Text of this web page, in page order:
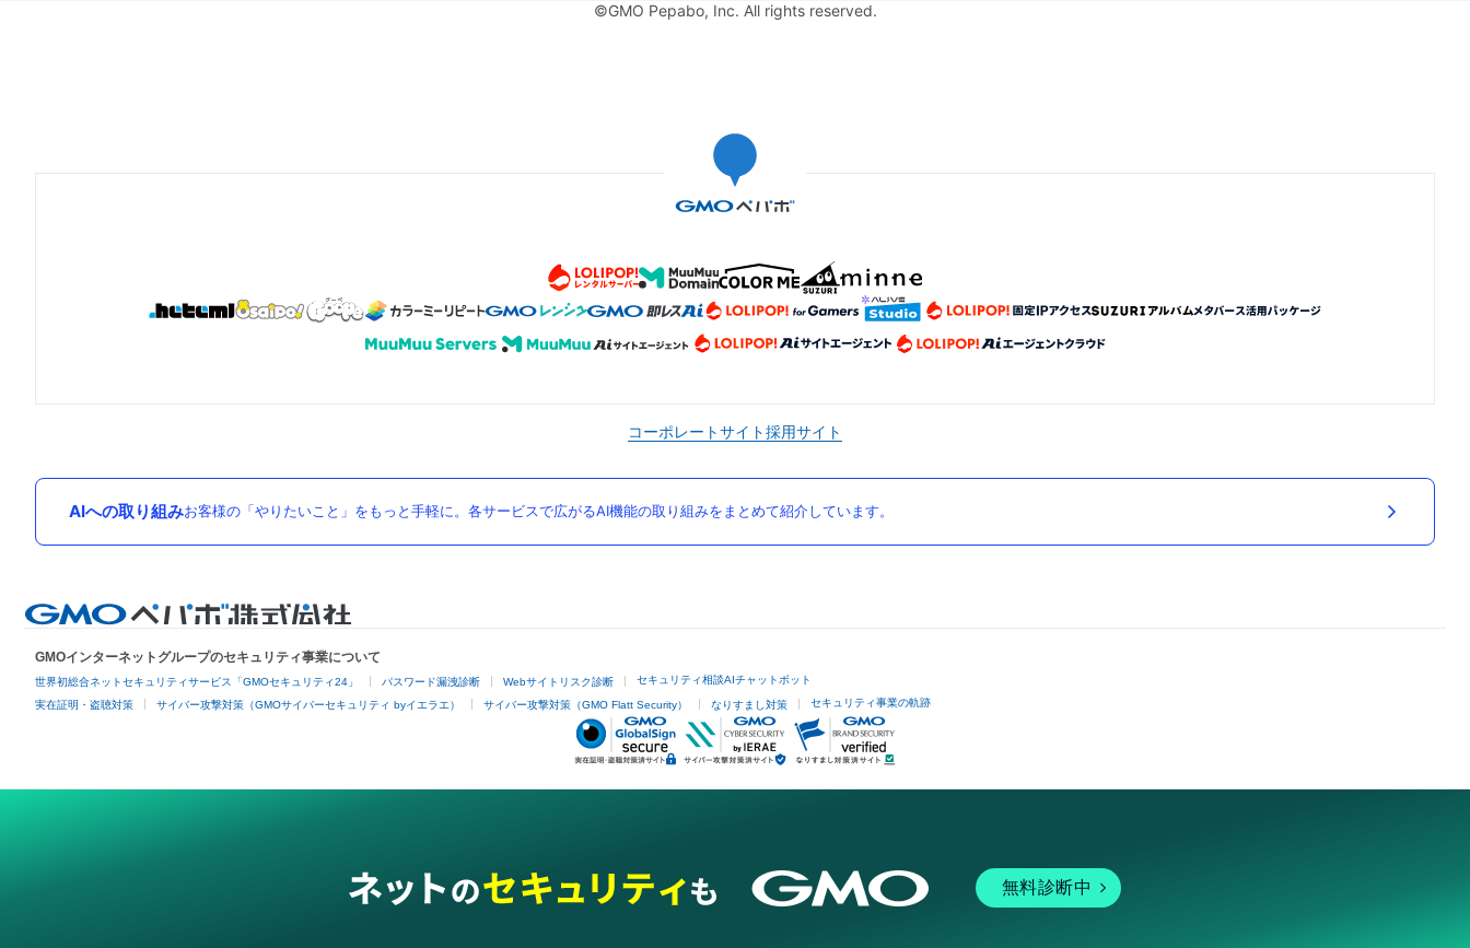
©GMO Pepabo, Inc. All rights reserved.
コーポレートサイト採用サイト
AIへの取り組みお客様の「やりたいこと」をもっと手軽に。各サービスで広がるAI機能の取り組みをまとめて紹介しています。
GMOインターネットグループのセキュリティ事業について
世界初総合ネットセキュリティサービス「GMOセキュリティ24」 パスワード漏洩診断 Webサイトリスク診断 セキュリティ相談AIチャットボット
実在証明・盗聴対策 サイバー攻撃対策（GMOサイバーセキュリティ byイエラエ） サイバー攻撃対策（GMO Flatt Security） なりすまし対策 セキュリティ事業の軌跡
無料診断中